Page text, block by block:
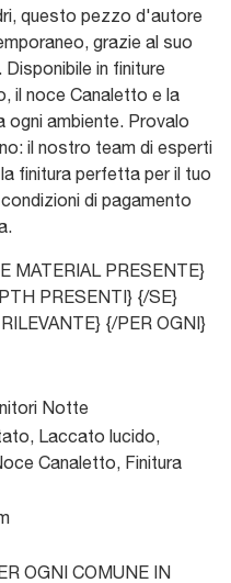
questo pezzo d'autore
grazie al suo
in finiture
il noce Canaletto e la
ogni ambiente. Provalo
il nostro team di esperti
finitura perfetta per il tuo
di pagamento
MATERIAL PRESENTE}
PRESENTI} {/SE}
{/PER OGNI}
Notte
Laccato lucido,
Canaletto, Finitura
OGNI COMUNE IN